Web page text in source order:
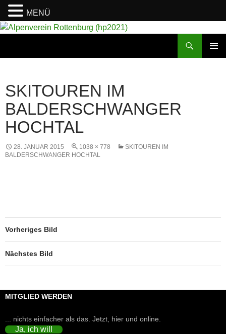
SKITOUREN IM
BALDERSCHWANGER
HOCHTAL
28. JANUAR 2015 1038 × 778
SKITOUREN IM
BALDERSCHWANGER HOCHTAL
Vorheriges Bild
Nächstes Bild
MITGLIED WERDEN
... nichts einfacher als das. Jetzt, hier und online.
Ja, ich will
MENÜ